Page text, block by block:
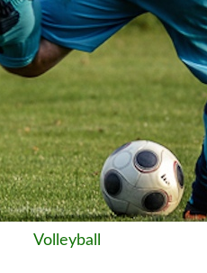
Volleyball